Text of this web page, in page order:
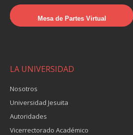
Mesa de Partes Virtual
LA UNIVERSIDAD
Nosotros
Universidad Jesuita
Autoridades
Vicerrectorado Académico